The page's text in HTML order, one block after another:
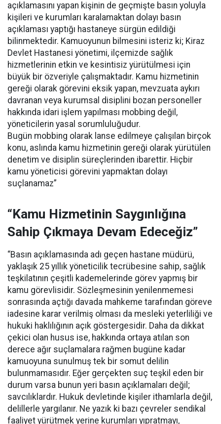
açıklamasını yapan kişinin de geçmişte basın yoluyla
kişileri ve kurumları karalamaktan dolayı basın
açıklaması yaptığı hastaneye sürgün edildiği
bilinmektedir. Kamuoyunun bilmesini isteriz ki; Kiraz
Devlet Hastanesi yönetimi, ilçemizde sağlık
hizmetlerinin etkin ve kesintisiz yürütülmesi için
büyük bir özveriyle çalışmaktadır. Kamu hizmetinin
gereği olarak görevini eksik yapan, mevzuata aykırı
davranan veya kurumsal disiplini bozan personeller
hakkında idari işlem yapılması mobbing değil,
yöneticilerin yasal sorumluluğudur.
Bugün mobbing olarak lanse edilmeye çalışılan birçok
konu, aslında kamu hizmetinin gereği olarak yürütülen
denetim ve disiplin süreçlerinden ibarettir. Hiçbir
kamu yöneticisi görevini yapmaktan dolayı
suçlanamaz”
“Kamu Hizmetinin Saygınlığına
Sahip Çıkmaya Devam Edeceğiz”
“Basın açıklamasında adı geçen hastane müdürü,
yaklaşık 25 yıllık yöneticilik tecrübesine sahip, sağlık
teşkilatının çeşitli kademelerinde görev yapmış bir
kamu görevlisidir. Sözleşmesinin yenilenmemesi
sonrasında açtığı davada mahkeme tarafından göreve
iadesine karar verilmiş olması da mesleki yeterliliği ve
hukuki haklılığının açık göstergesidir. Daha da dikkat
çekici olan husus ise, hakkında ortaya atılan son
derece ağır suçlamalara rağmen bugüne kadar
kamuoyuna sunulmuş tek bir somut delilin
bulunmamasıdır. Eğer gerçekten suç teşkil eden bir
durum varsa bunun yeri basın açıklamaları değil;
savcılıklardır. Hukuk devletinde kişiler ithamlarla değil,
delillerle yargılanır. Ne yazık ki bazı çevreler sendikal
faaliyet yürütmek yerine kurumları yıpratmayı,